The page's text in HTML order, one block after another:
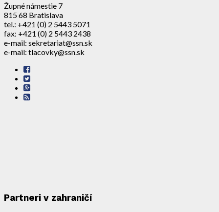
Župné námestie 7
815 68 Bratislava
tel.: +421 (0) 2 5443 5071
fax: +421 (0) 2 5443 2438
e-mail: sekretariat@ssn.sk
e-mail: tlacovky@ssn.sk
Partneri v zahraničí